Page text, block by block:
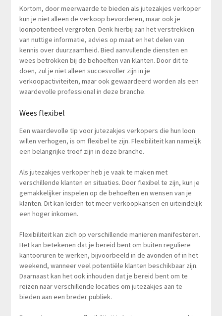
Kortom, door meerwaarde te bieden als jutezakjes verkoper
kun je niet alleen de verkoop bevorderen, maar ook je
loonpotentieel vergroten. Denk hierbij aan het verstrekken
van nuttige informatie, advies op maat en het delen van
kennis over duurzaamheid. Bied aanvullende diensten en
wees betrokken bij de behoeften van klanten. Door dit te
doen, zul je niet alleen succesvoller zijn in je
verkoopactiviteiten, maar ook gewaardeerd worden als een
waardevolle professional in deze branche.
Wees flexibel
Een waardevolle tip voor jutezakjes verkopers die hun loon
willen verhogen, is om flexibel te zijn. Flexibiliteit kan namelijk
een belangrijke troef zijn in deze branche.
Als jutezakjes verkoper heb je vaak te maken met
verschillende klanten en situaties. Door flexibel te zijn, kun je
gemakkelijker inspelen op de behoeften en wensen van je
klanten. Dit kan leiden tot meer verkoopkansen en uiteindelijk
een hoger inkomen.
Flexibiliteit kan zich op verschillende manieren manifesteren.
Het kan betekenen dat je bereid bent om buiten reguliere
kantooruren te werken, bijvoorbeeld in de avonden of in het
weekend, wanneer veel potentiële klanten beschikbaar zijn.
Daarnaast kan het ook inhouden dat je bereid bent om te
reizen naar verschillende locaties om jutezakjes aan te
bieden aan een breder publiek.